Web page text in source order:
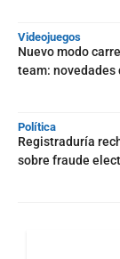
Videojuegos
Nuevo modo
team: novedades
Política
Registraduría
sobre fraude